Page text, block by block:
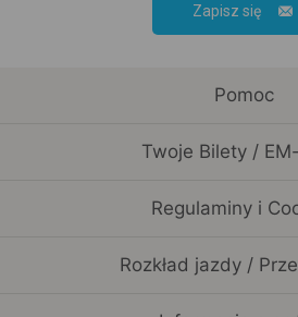
Zapisz się
Pomoc
Twoje Bilety /
Regulaminy i
Rozkład jazdy /